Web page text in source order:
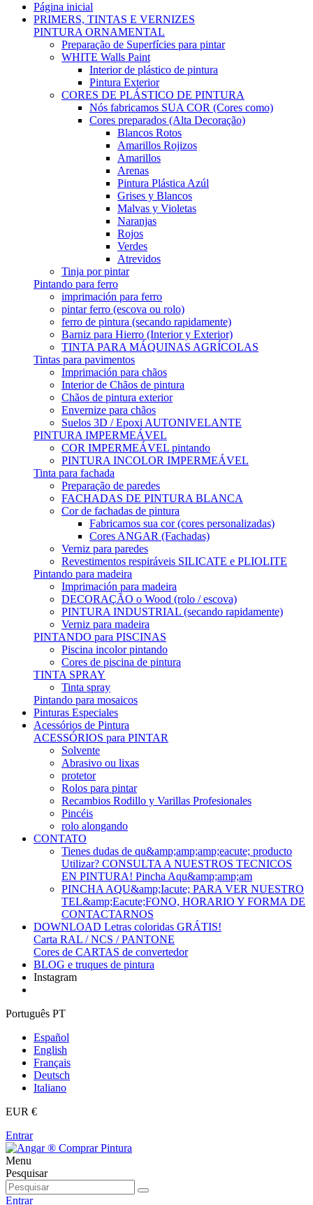
Página inicial
PRIMERS, TINTAS E VERNIZES
PINTURA ORNAMENTAL
Preparação de Superfícies para pintar
WHITE Walls Paint
Interior de plástico de pintura
Pintura Exterior
CORES DE PLÁSTICO DE PINTURA
Nós fabricamos SUA COR (Cores como)
Cores preparados (Alta Decoração)
Blancos Rotos
Amarillos Rojizos
Amarillos
Arenas
Pintura Plástica Azúl
Grises y Blancos
Malvas y Violetas
Naranjas
Rojos
Verdes
Atrevidos
Tinja por pintar
Pintando para ferro
imprimación para ferro
pintar ferro (escova ou rolo)
ferro de pintura (secando rapidamente)
Barniz para Hierro (Interior y Exterior)
TINTA PARA MÁQUINAS AGRÍCOLAS
Tintas para pavimentos
Imprimación para chãos
Interior de Chãos de pintura
Chãos de pintura exterior
Envernize para chãos
Suelos 3D / Epoxi AUTONIVELANTE
PINTURA IMPERMEÁVEL
COR IMPERMEÁVEL pintando
PINTURA INCOLOR IMPERMEÁVEL
Tinta para fachada
Preparação de paredes
FACHADAS DE PINTURA BLANCA
Cor de fachadas de pintura
Fabricamos sua cor (cores personalizadas)
Cores ANGAR (Fachadas)
Verniz para paredes
Revestimentos respiráveis ​​SILICATE e PLIOLITE
Pintando para madeira
Imprimación para madeira
DECORAÇÃO o Wood (rolo / escova)
PINTURA INDUSTRIAL (secando rapidamente)
Verniz para madeira
PINTANDO para PISCINAS
Piscina incolor pintando
Cores de piscina de pintura
TINTA SPRAY
Tinta spray
Pintando para mosaicos
Pinturas Especiales
Acessórios de Pintura
ACESSÓRIOS para PINTAR
Solvente
Abrasivo ou lixas
protetor
Rolos para pintar
Recambios Rodillo y Varillas Profesionales
Pincéis
rolo alongando
CONTATO
Tienes dudas de qu&amp;amp;amp;eacute; producto
Utilizar? CONSULTA A NUESTROS TECNICOS
EN PINTURA! Pincha Aqu&amp;amp;am
PINCHA AQU&amp;Iacute; PARA VER NUESTRO
TEL&amp;Eacute;FONO, HORARIO Y FORMA DE
CONTACTARNOS
DOWNLOAD Letras coloridas GRÁTIS!
Carta RAL / NCS / PANTONE
Cores de CARTAS de convertedor
BLOG e truques de pintura
Instagram
Português PT
Español
English
Français
Deutsch
Italiano
EUR €
Entrar
Menu
Pesquisar
Entrar